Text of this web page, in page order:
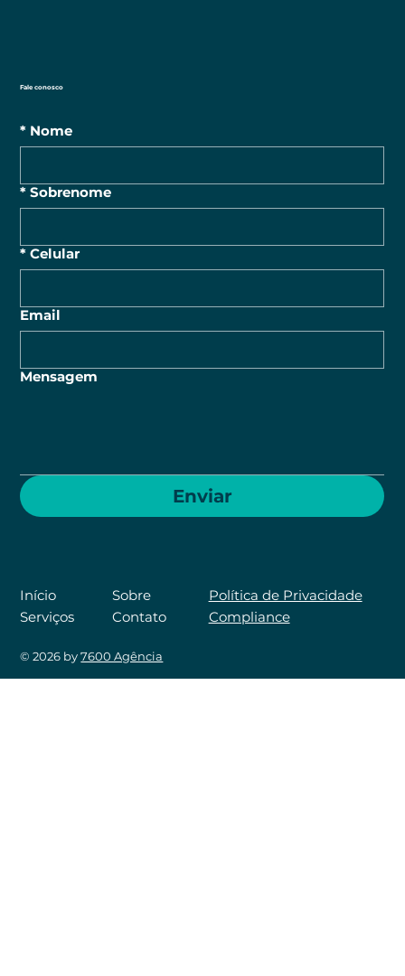
Fale conosco
* Nome
* Sobrenome
* Celular
Email
Mensagem
Enviar
Início
Serviços
Política de Privacidade
Compliance
© 2026 by7600 Agência
Sobre
Contato